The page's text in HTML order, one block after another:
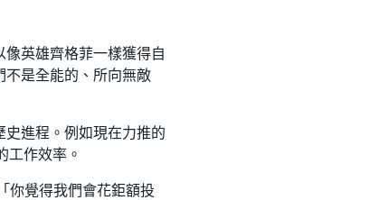
英雄齊格菲一樣獲得自
不是全能的、所向無敵
進程。例如現在力推的
工作效率。
你覺得我們會花鉅額投